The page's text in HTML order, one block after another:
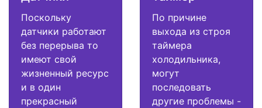
Поскольку
датчики работают
без перерыва то
имеют свой
жизненный ресурс
и в один
прекрасный
По причине
выхода из строя
таймера
холодильника,
могут
последовать
другие проблемы -